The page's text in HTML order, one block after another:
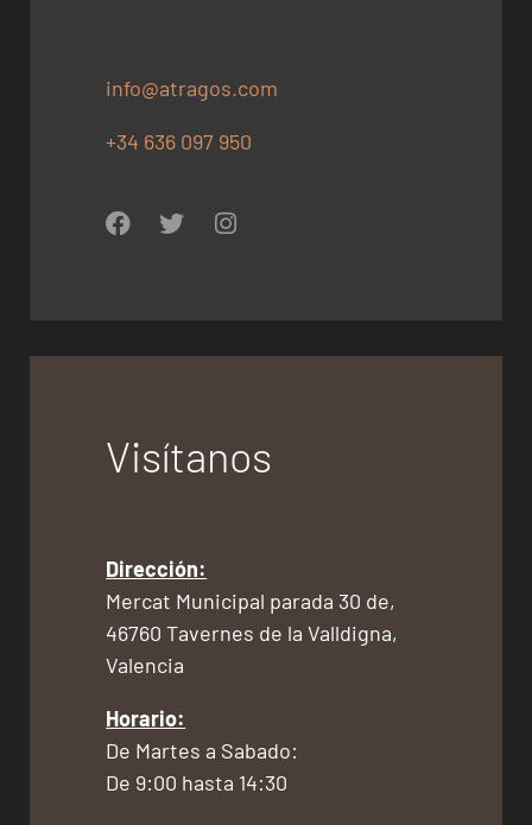
info@atragos.com
+34 636 097 950
Visítanos
Dirección:
Mercat Municipal parada 30 de,
46760 Tavernes de la Valldigna,
Valencia
Horario:
De Martes a Sabado:
De 9:00 hasta 14:30